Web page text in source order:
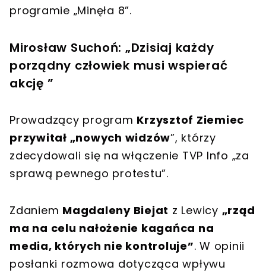
programie „Minęła 8”.
Mirosław Suchoń: „Dzisiaj każdy
porządny człowiek musi wspierać
akcję ”
Prowadzący program Krzysztof Ziemiec
przywitał „nowych widzów”, którzy
zdecydowali się na włączenie TVP Info „za
sprawą pewnego protestu”.
Zdaniem Magdaleny Biejat z Lewicy „rząd
ma na celu nałożenie kagańca na
media, których nie kontroluje”. W opinii
posłanki rozmowa dotycząca wpływu